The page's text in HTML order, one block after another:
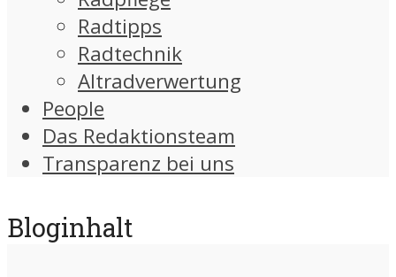
Radtipps
Radtechnik
Altradverwertung
People
Das Redaktionsteam
Transparenz bei uns
Bloginhalt